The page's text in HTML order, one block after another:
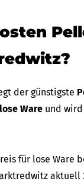
der günstigste
Ware und wird
für lose Ware
aktuell